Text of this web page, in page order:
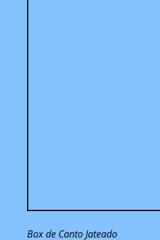
Box de Canto Jateado